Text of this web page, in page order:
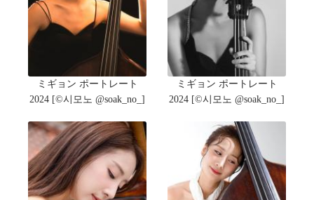
ミギョン ポートレート
2024 [©️시모노 @soak_no_]
ミギョン ポートレート
2024 [©️시모노 @soak_no_]